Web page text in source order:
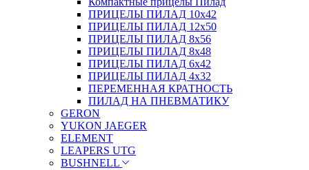
ПРИЦЕЛЫ ПИЛАД 10х42
ПРИЦЕЛЫ ПИЛАД 12х50
ПРИЦЕЛЫ ПИЛАД 8х56
ПРИЦЕЛЫ ПИЛАД 8х48
ПРИЦЕЛЫ ПИЛАД 6х42
ПРИЦЕЛЫ ПИЛАД 4х32
ПЕРЕМЕННАЯ КРАТНОСТЬ
ПИЛАД НА ПНЕВМАТИКУ
GERON
YUKON JAEGER
ELEMENT
LEAPERS UTG
BUSHNELL